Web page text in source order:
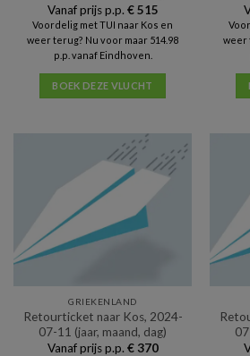
Vanaf prijs p.p. €515
Voordelig met TUI naar Kos en
weer terug? Nu voor maar 514.98
p.p. vanaf Eindhoven.
BOEK DEZE VLUCHT
weer
GRIEKENLAND
Retourticket naar Kos, 2024-
07-11 (jaar, maand, dag)
Vanaf prijs p.p. €370